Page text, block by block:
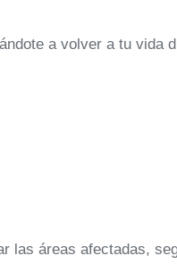
a volver a tu vida
las áreas afectadas,